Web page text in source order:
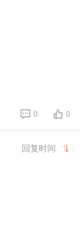
0 0
回复时间